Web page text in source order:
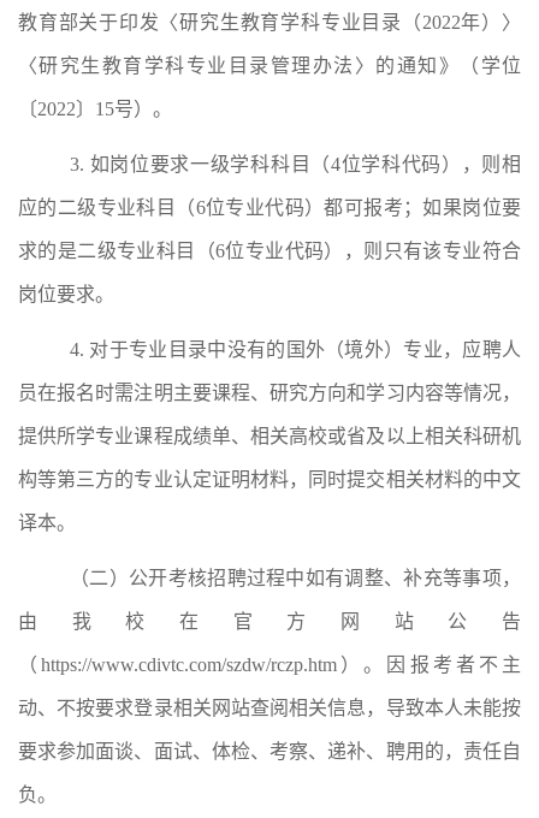
教育部关于印发 〈研究生教育学科专业目录 （2022年）〉
〈研究生教育学科专业目录管理办法 〉 的通知》（学位
〔2022〕 15号） 。
3. 如岗位要求一级学科科目（4位学科代码），则相
应的二级专业科目 （6位专业代码）都可报考；如果岗位要
求的是二级专业科目（6位专业代码），则只有该专业符合
岗位要求。
4. 对于专业目录中没有的 国外 （境外） 专业，应聘人
员在报名时需注明主要课程、研究方向和学习内容等情况，
提供所学专业课程成绩单、 相关高校或省及以上相关科研机
构等第三方的专业认定证明材料， 同时提交相关材料的中文
译本。
（二）公开考核招聘过程中如有调整、补充等事项，
由我校在官方网站公告
（https://www.cdivtc.com/szdw/rczp.htm ）。因报考者不主
动、不按要求登录相关网站查阅相关信息，导致本人未能按
要求参加面谈、面试、体检、考察、递补、聘用的，责任自
负。